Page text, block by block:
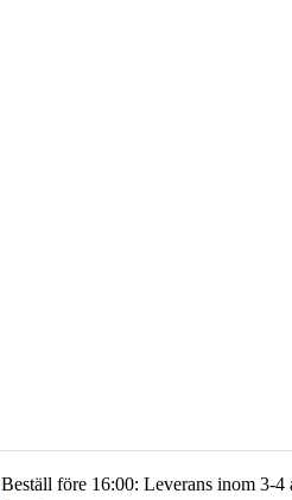
Beställ före 16:00: Leverans inom 3-4